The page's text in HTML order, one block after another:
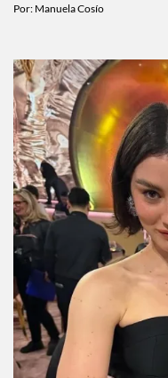
Por: Manuela Cosío